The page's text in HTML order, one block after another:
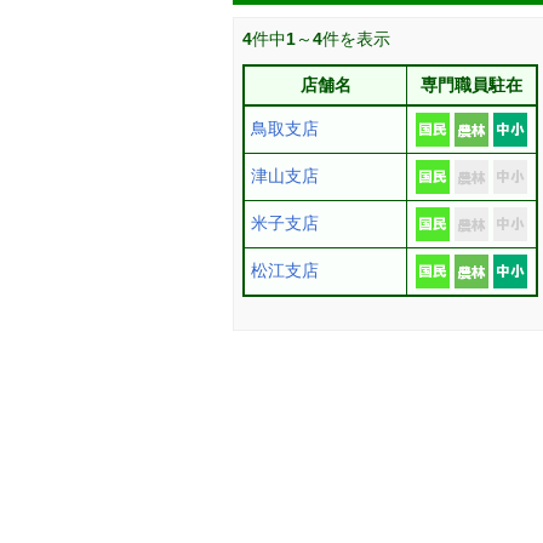
4件中1～4件を表示
店舗名 専門職員駐在
鳥取支店
津山支店
米子支店
松江支店